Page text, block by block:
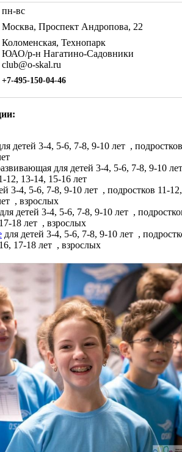
пн-вс
Москва, Проспект Андропова, 22
Коломенская, Технопарк
ЮАО/р-н Нагатино-Садовники
club@o-skal.ru
+7-495-150-04-46
детей 3-4, 5-6, 7-8, 9-10 лет ,
для детей 3-4, 5-6, 7-8, 9-10
12, 13-14, 15-16 лет
3-4, 5-6, 7-8, 9-10 лет , подростков 11-
, взрослых
для детей 3-4, 5-6, 7-8, 9-10 лет ,
18 лет , взрослых
для детей 3-4, 5-6, 7-8, 9-10 лет ,
17-18 лет , взрослых